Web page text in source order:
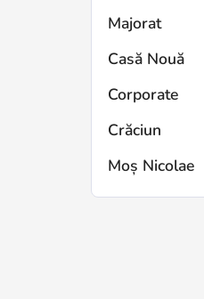
Majorat
Casă Nouă
Corporate
Crăciun
Moș Nicolae